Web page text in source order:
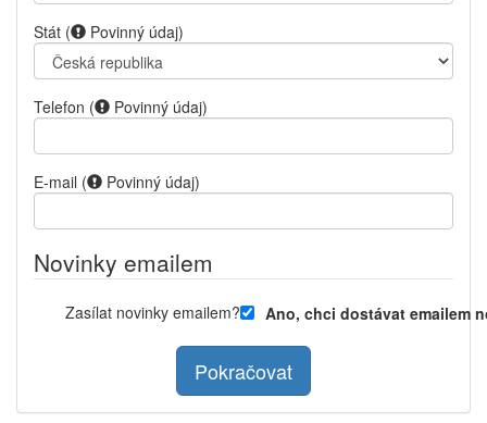
Stát ( Povinný údaj)
Telefon ( Povinný údaj)
E-mail ( Povinný údaj)
Novinky emailem
Zasílat novinky emailem? Ano, chci dostávat emailem
Pokračovat